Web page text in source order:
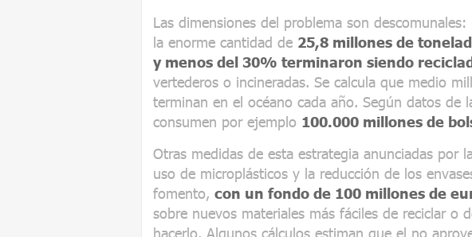
Las dimensiones del problema son
la enorme cantidad de 25,8 millones de
y menos del 30% terminaron siendo
vertederos o incineradas. Se calcula que medio
terminan en el océano cada año. Según datos de
consumen por ejemplo 100.000 millones de
Otras medidas de esta estrategia anunciadas por
uso de microplásticos y la reducción de los
fomento, con un fondo de 100 millones de
sobre nuevos materiales más fáciles de reciclar o
hacerlo. Algunos cálculos estiman que el no